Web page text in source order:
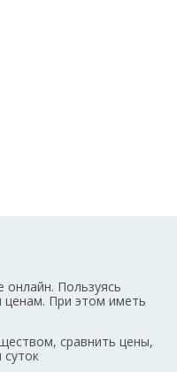
онлайн. Пользуясь
ценам. При этом иметь
сравнить цены,